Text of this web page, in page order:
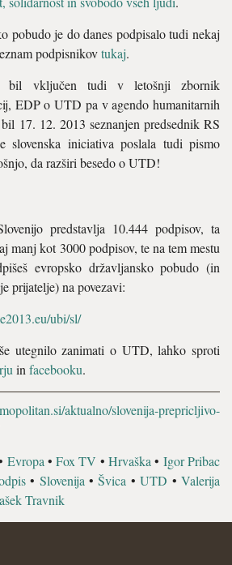
pobudo je do danes podpisalo tudi nekaj
podpisnikovtukaj.
vključen tudi v letošnji zbornik
EDP o UTD pa v agendo humanitarnih
17. 12. 2013 seznanjen predsednik RS
slovenska iniciativa poslala tudi pismo
da razširi besedo o UTD!
predstavlja 10.444 podpisov, ta
manj kot 3000 podpisov, te na tem mestu
evropsko državljansko pobudo (in
prijatelje) na povezavi:
ubi/sl/
utegnilo zanimati o UTD, lahko sproti
in facebooku.
aktualno/slovenija-prepricljivo-
Evropa •Fox TV •Hrvaška • Igor Pribac
• Slovenija •Švica •UTD •Valerija
Travnik